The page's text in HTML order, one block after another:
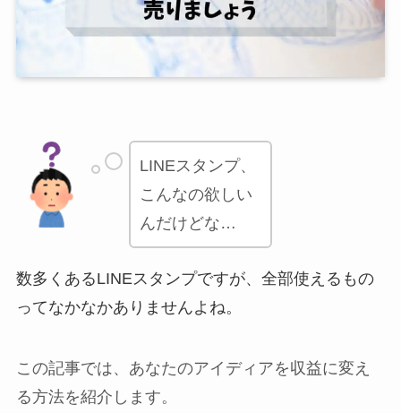
LINEスタンプ、
こんなの欲しい
んだけどな…
数多くあるLINEスタンプですが、全部使えるもの
ってなかなかありませんよね。
この記事では、あなたのアイディアを収益に変え
る方法を紹介します。